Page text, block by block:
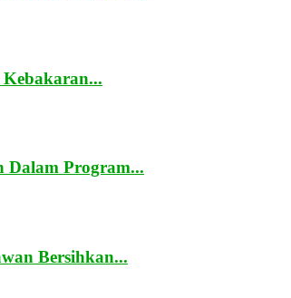
Dalam Program...
Bersihkan...